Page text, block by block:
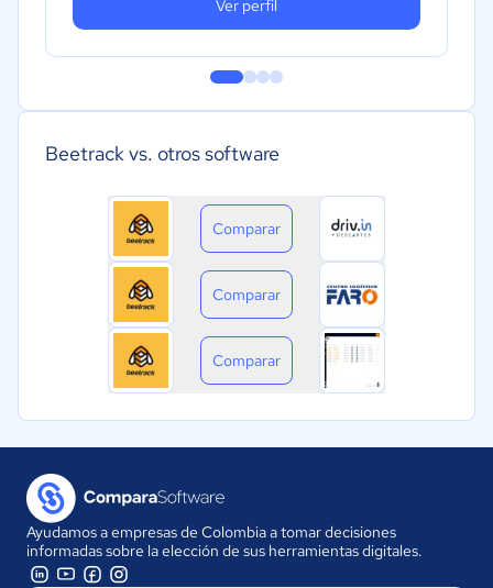
Ver perfil
Beetrack vs. otros software
Comparar
Comparar
Comparar
Ayudamos a empresas de Colombia a tomar decisiones
informadas sobre la elección de sus herramientas digitales.